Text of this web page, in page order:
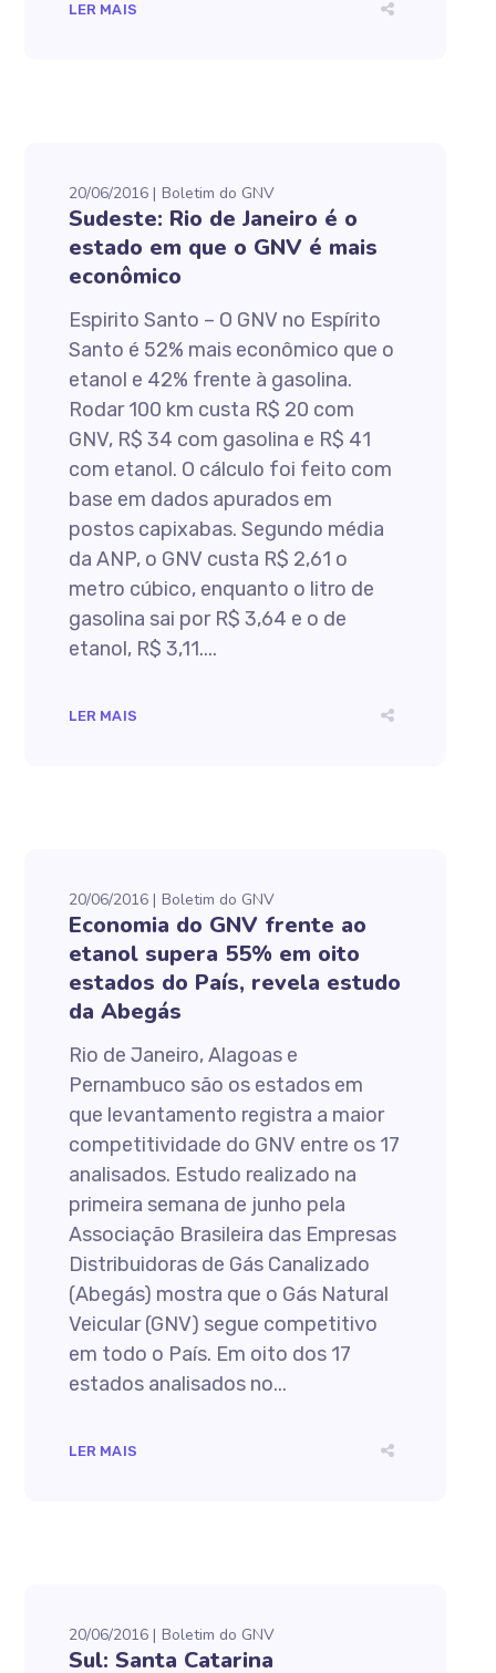
LER MAIS
20/06/2016 Boletim do GNV
Sudeste: Rio de Janeiro é o
estado em que o GNV é mais
econômico
Espirito Santo – O GNV no Espírito
Santo é 52% mais econômico que o
etanol e 42% frente à gasolina.
Rodar 100 km custa R$ 20 com
GNV, R$ 34 com gasolina e R$ 41
com etanol. O cálculo foi feito com
base em dados apurados em
postos capixabas. Segundo média
da ANP, o GNV custa R$ 2,61 o
metro cúbico, enquanto o litro de
gasolina sai por R$ 3,64 e o de
etanol, R$ 3,11....
LER MAIS
20/06/2016 Boletim do GNV
Economia do GNV frente ao
etanol supera 55% em oito
estados do País, revela estudo
da Abegás
Rio de Janeiro, Alagoas e
Pernambuco são os estados em
que levantamento registra a maior
competitividade do GNV entre os 17
analisados. Estudo realizado na
primeira semana de junho pela
Associação Brasileira das Empresas
Distribuidoras de Gás Canalizado
(Abegás) mostra que o Gás Natural
Veicular (GNV) segue competitivo
em todo o País. Em oito dos 17
estados analisados no...
LER MAIS
20/06/2016 Boletim do GNV
Sul: Santa Catarina